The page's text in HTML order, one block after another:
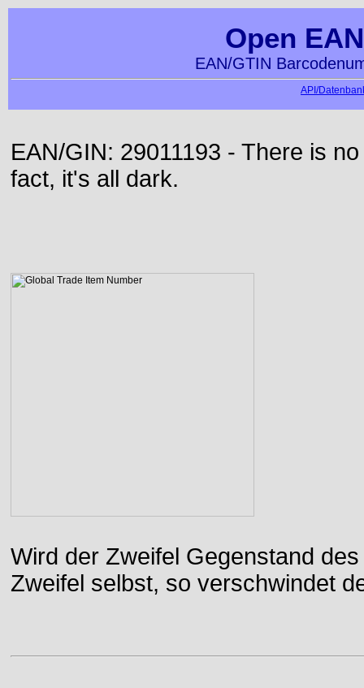
Open
EAN/GTIN
API/
EAN/GIN: 29011193 - There is
fact, it's all dark.
Wird der Zweifel Gegenstand
Zweifel selbst, so verschwindet